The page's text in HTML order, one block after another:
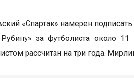
«Спартак» намерен
за футболиста около
рассчитан на три года.